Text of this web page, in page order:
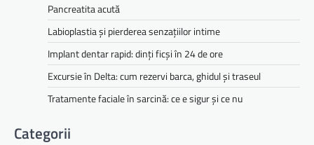
Pancreatita acută
Labioplastia și pierderea senzațiilor intime
Implant dentar rapid: dinți ficși în 24 de ore
Excursie în Delta: cum rezervi barca, ghidul și traseul
Tratamente faciale în sarcină: ce e sigur și ce nu
Categorii